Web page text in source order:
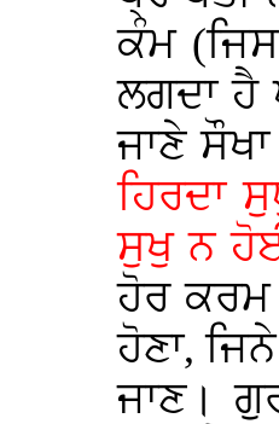
ਕੰਮ
ਲਗਦਾ ਹੈ
ਜਾਣੇ
ਹਿਰਦਾ
ਸੁਖੁ ਨ
ਹੋਰ ਕਰਮ
ਹੋਣਾ,
ਜਾਣ।